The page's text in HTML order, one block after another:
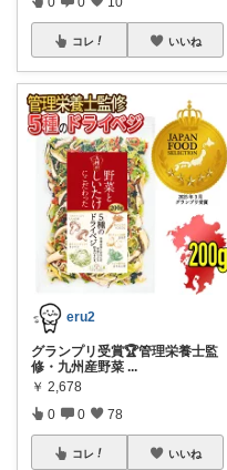
コレ いいね
eru2
グランプリ受賞🏆管理栄養士監
修・九州産野菜 ...
￥ 2,678
0 0 78
コレ いいね